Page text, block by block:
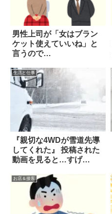
男性上司が「女はブラン
ケット使えていいね」と
言うので…
生活と仕事
『親切な4WDが雪道先導
してくれた』 投稿された
動画を見ると…すげ
お店＆接客